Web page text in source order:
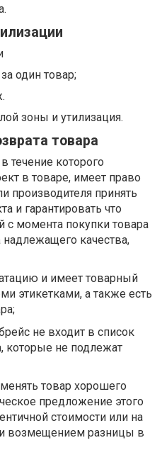
один товар;
зоны и утилизация.
товара
течение которого
в товаре, имеет право
производителя принять
и гарантировать что
с момента покупки товара
надлежащего качества,
и имеет товарный
этикетками, а также есть
не входит в список
которые не подлежат
товар хорошего
предложение этого
стоимости или на
возмещением разницы в